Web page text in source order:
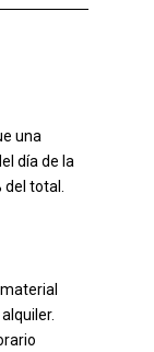
una
día de la
total.